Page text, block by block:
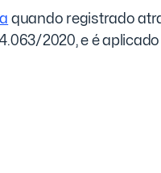
quando registrado
2020, e é aplicado